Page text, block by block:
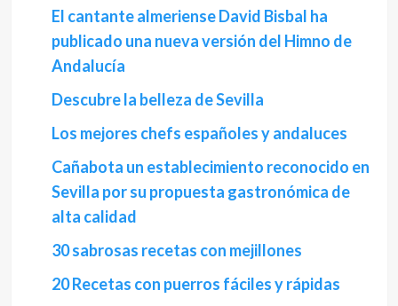
El cantante almeriense David Bisbal ha
publicado una nueva versión del Himno de
Andalucía
Descubre la belleza de Sevilla
Los mejores chefs españoles y andaluces
Cañabota un establecimiento reconocido en
Sevilla por su propuesta gastronómica de
alta calidad
30 sabrosas recetas con mejillones
20 Recetas con puerros fáciles y rápidas